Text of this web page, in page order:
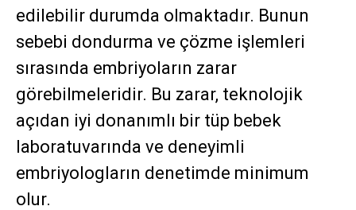
edilebilir durumda olmaktadır. Bunun
sebebi dondurma ve çözme işlemleri
sırasında embriyoların zarar
görebilmeleridir. Bu zarar, teknolojik
açıdan iyi donanımlı bir tüp bebek
laboratuvarında ve deneyimli
embriyologların denetimde minimum
olur.